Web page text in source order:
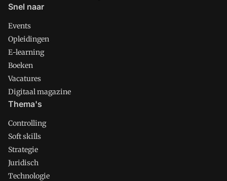
Snel naar
Events
Opleidingen
E-learning
Boeken
Vacatures
Digitaal magazine
Thema's
Controlling
Soft skills
Strategie
Juridisch
Technologie